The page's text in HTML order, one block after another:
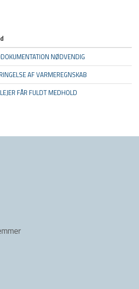
NØDVENDIG
AF VARMEREGNSKAB
FÅR FULDT MEDHOLD